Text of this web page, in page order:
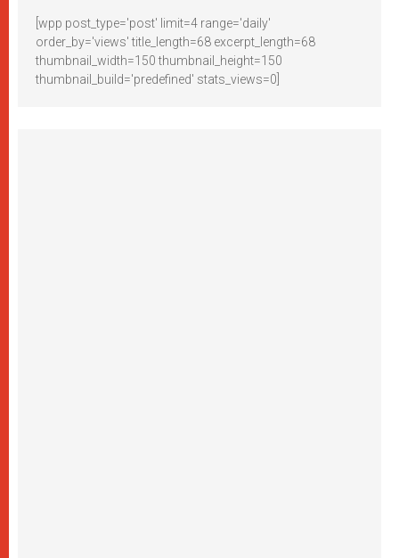
[wpp post_type='post' limit=4 range='daily'
order_by='views' title_length=68 excerpt_length=68
thumbnail_width=150 thumbnail_height=150
thumbnail_build='predefined' stats_views=0]